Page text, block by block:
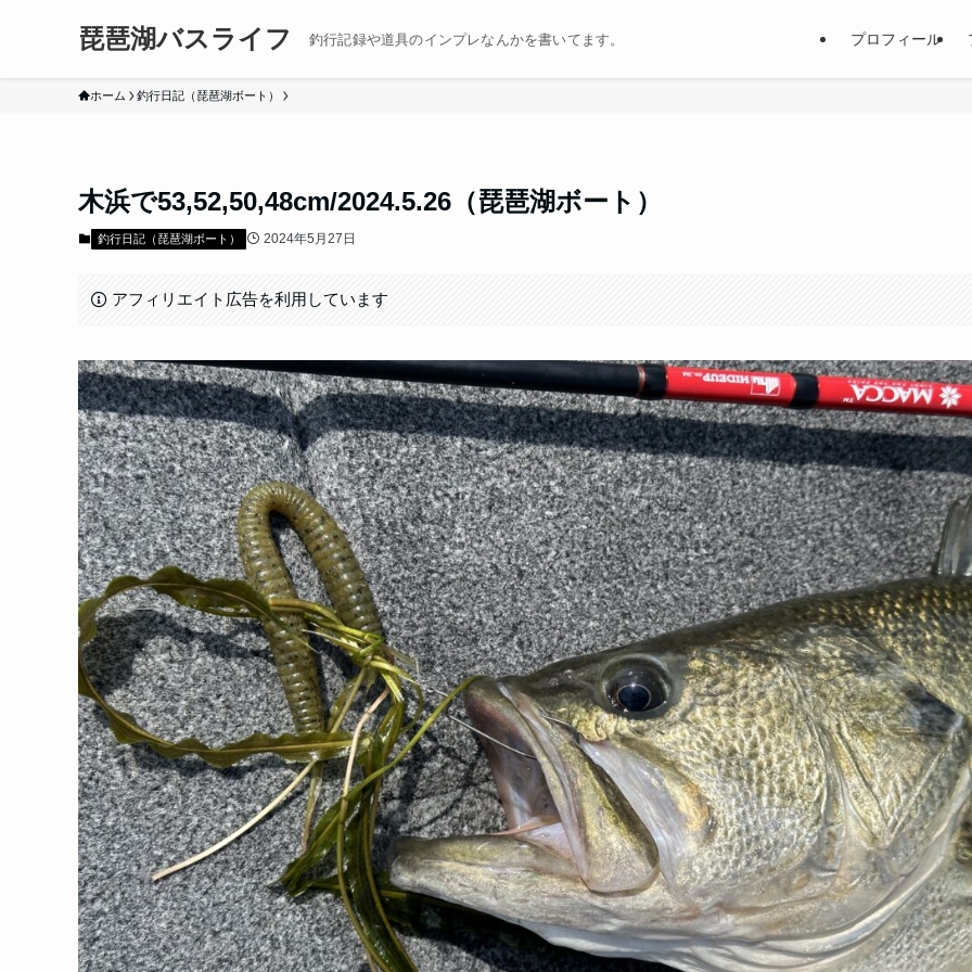
琵琶湖バスライフ 釣行記録や道具のインプレなんかを書いてます。 プロフィール
ホーム 釣行日記（琵琶湖ボート）
木浜で53,52,50,48cm/2024.5.26（琵琶湖ボート）
釣行日記（琵琶湖ボート） 2024年5月27日
アフィリエイト広告を利用しています